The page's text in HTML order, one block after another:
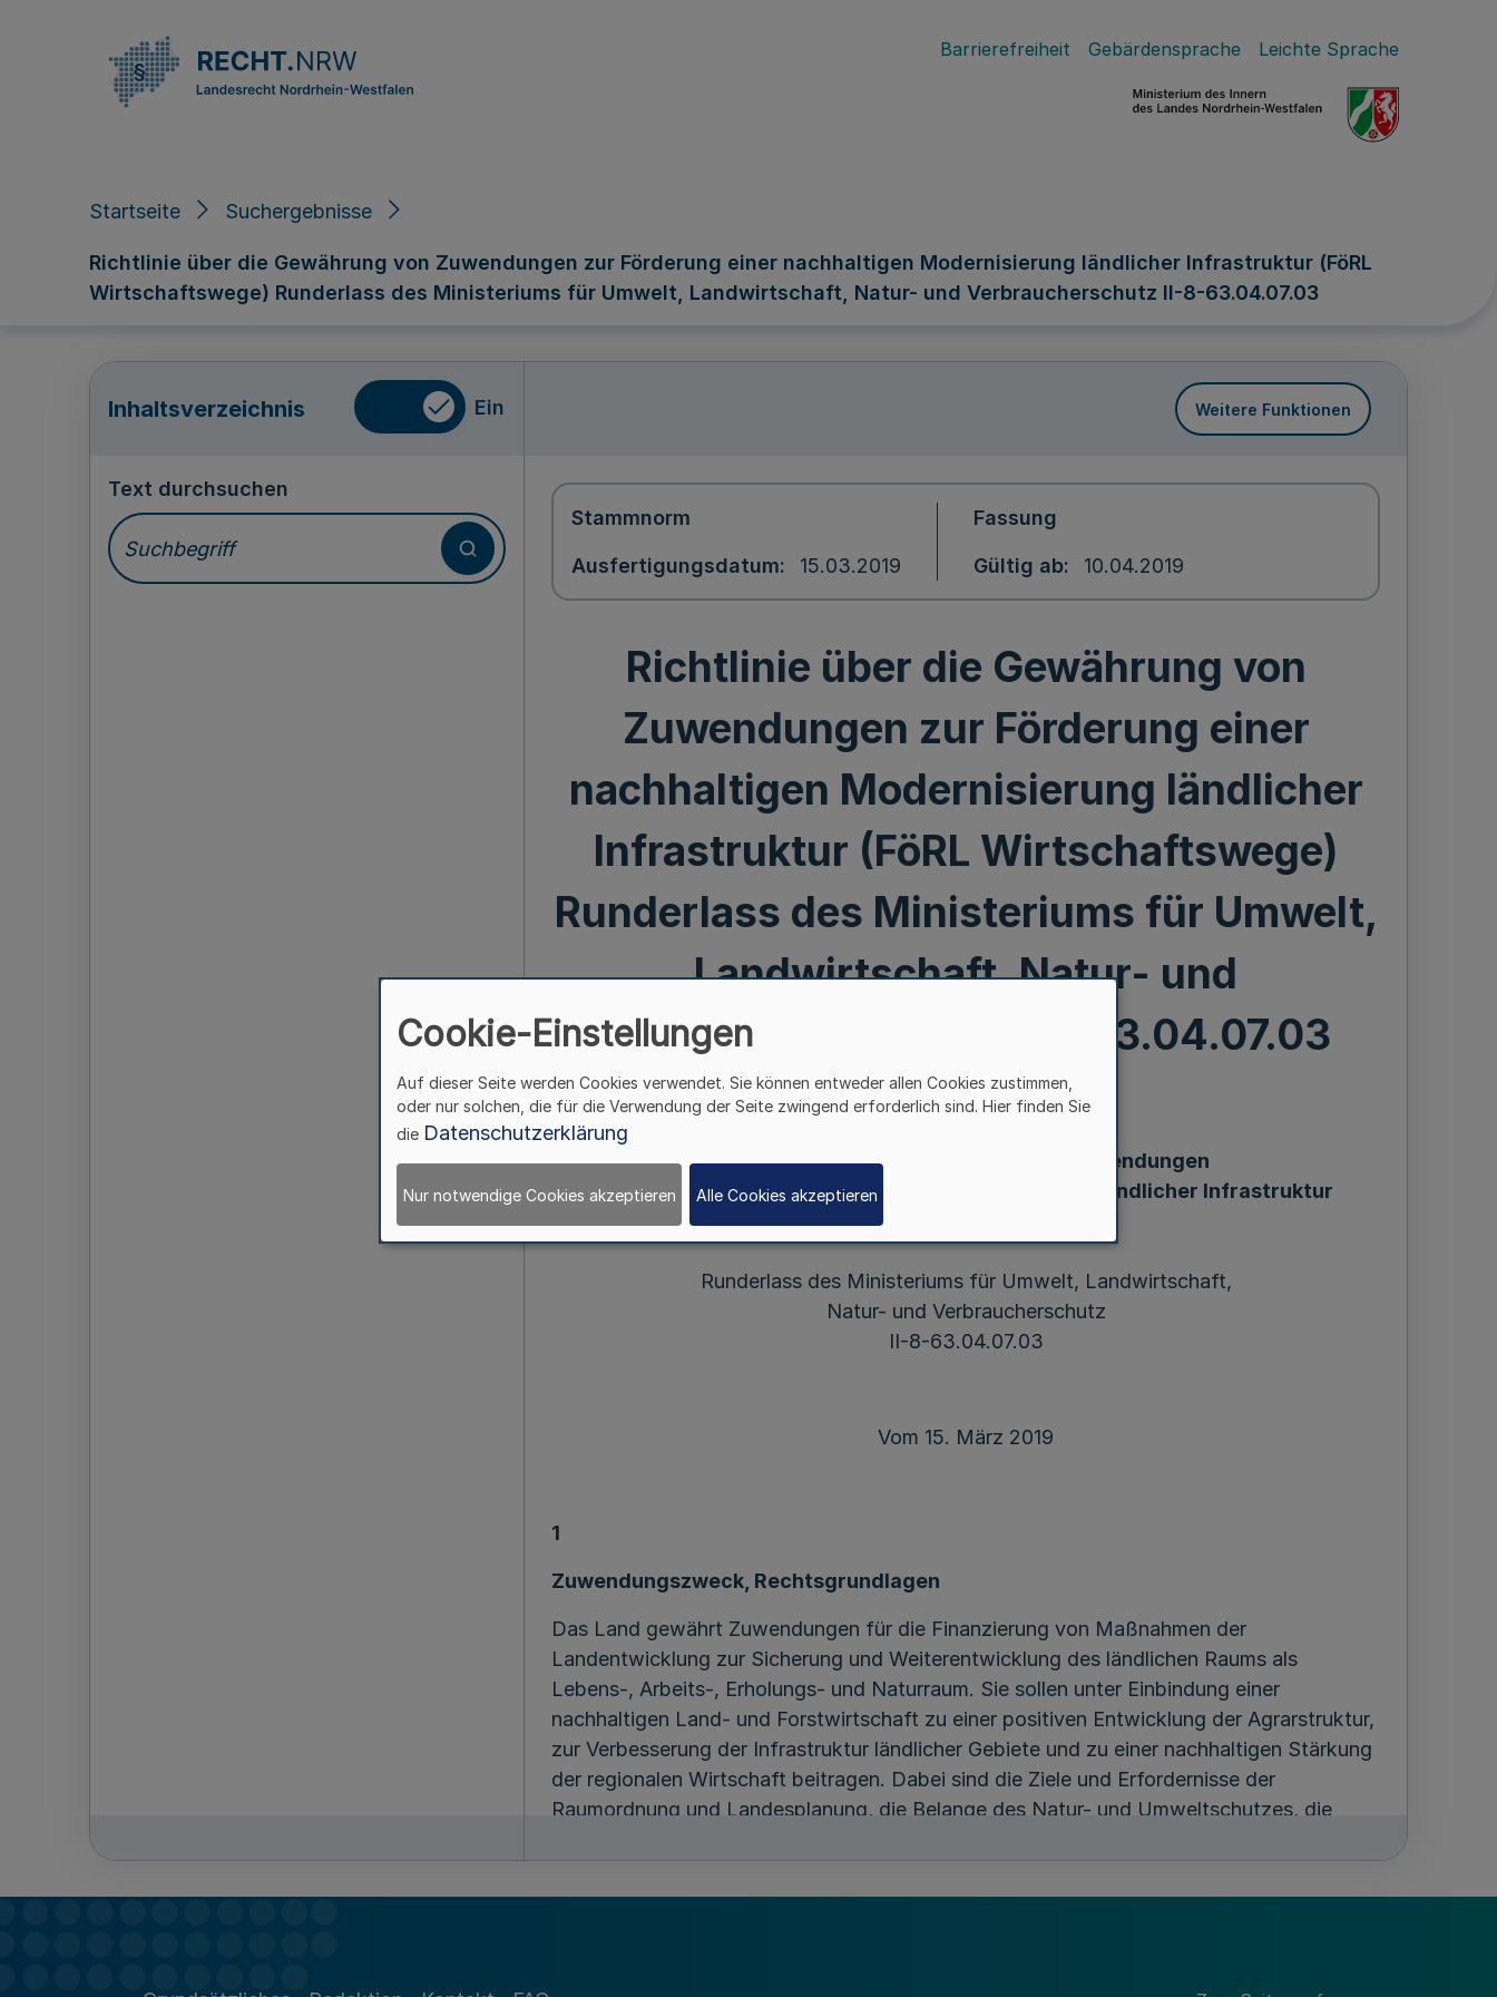
Barrierefreiheit Gebärdensprache Leichte Sprache
Startseite Suchergebnisse
Richtlinie über die Gewährung von Zuwendungen zur Förderung einer nachhaltigen Modernisierung ländlicher Infrastruktur (FöRL
Wirtschaftswege) Runderlass des Ministeriums für Umwelt, Landwirtschaft, Natur- und Verbraucherschutz II-8-63.04.07.03
Inhaltsverzeichnis Ein Weitere Funktionen
Text durchsuchen
Stammnorm
Ausfertigungsdatum 15.03.2019
Fassung
Gültig ab 10.04.2019
Richtlinie über die Gewährung von
Zuwendungen zur Förderung einer
nachhaltigen Modernisierung ländlicher
Infrastruktur (FöRL Wirtschaftswege)
Runderlass des Ministeriums für Umwelt,
Landwirtschaft, Natur- und
Verbraucherschutz II-8-63.04.07.03
Mehr
Richtlinie über die Gewährung von Zuwendungen
zur Förderung einer nachhaltigen Modernisierung ländlicher Infrastruktur
(FöRL Wirtschaftswege)
Runderlass des Ministeriums für Umwelt, Landwirtschaft,
Natur- und Verbraucherschutz
II-8-63.04.07.03
Vom 15. März 2019
1
Zuwendungszweck, Rechtsgrundlagen
Das Land gewährt Zuwendungen für die Finanzierung von Maßnahmen der
Landentwicklung zur Sicherung und Weiterentwicklung des ländlichen Raums als
Lebens-, Arbeits-, Erholungs- und Naturraum. Sie sollen unter Einbindung einer
nachhaltigen Land- und Forstwirtschaft zu einer positiven Entwicklung der Agrarstruktur,
zur Verbesserung der Infrastruktur ländlicher Gebiete und zu einer nachhaltigen Stärkung
der regionalen Wirtschaft beitragen. Dabei sind die Ziele und Erfordernisse der
Raumordnung und Landesplanung, die Belange des Natur- und Umweltschutzes, die
folgender Normen in der jeweils geltenden Fassung:
Cookie-Einstellungen
Auf dieser Seite werden Cookies verwendet. Sie können entweder allen Cookies zustimmen,
oder nur solchen, die für die Verwendung der Seite zwingend erforderlich sind. Hier finden Sie
die Datenschutzerklärung
Nur notwendige Cookies akzeptieren Alle Cookies akzeptieren